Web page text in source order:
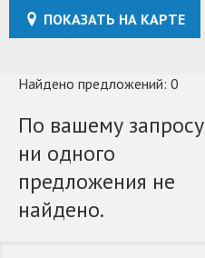
ПОКАЗАТЬ НА КАРТЕ
Найдено предложений: 0
По вашему запросу
ни одного
предложения не
найдено.